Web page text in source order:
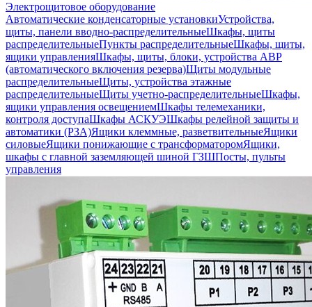
Электрощитовое оборудование
Автоматические конденсаторные установкиУстройства,
щиты, панели вводно-распределительныеШкафы, щиты
распределительныеПункты распределительныеШкафы, щиты,
ящики управленияШкафы, щиты, блоки, устройства АВР
(автоматического включения резерва)Щиты модульные
распределительныеЩиты, устройства этажные
распределительныеЩиты учетно-распределительныеШкафы,
ящики управления освещениемШкафы телемеханики,
контроля доступаШкафы АСКУЭШкафы релейной защиты и
автоматики (РЗА)Ящики клеммные, разветвительныеЯщики
силовыеЯщики понижающие с трансформаторомЯщики,
шкафы с главной заземляющей шиной ГЗШПосты, пульты
управления